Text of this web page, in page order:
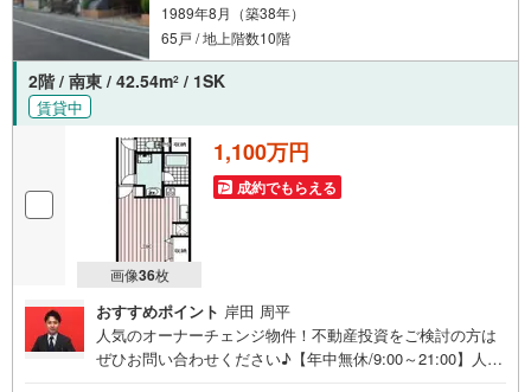
1989年8月（築38年）
65戸 / 地上階数10階
2階 / 南東 / 42.54m2 / 1SK
賃貸中
画像36枚
1,100万円
成約でもらえる
おすすめポイント 岸田 周平
人気のオーナーチェンジ物件！不動産投資をご検討の方は
ぜひお問い合わせください♪【年中無休/9:00～21:00】人気